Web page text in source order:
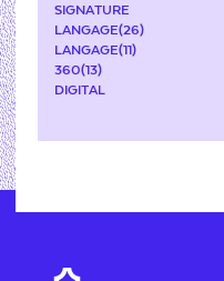
SIGNATURE
LANGAGE(26)
LANGAGE(11)
360(13)
DIGITAL